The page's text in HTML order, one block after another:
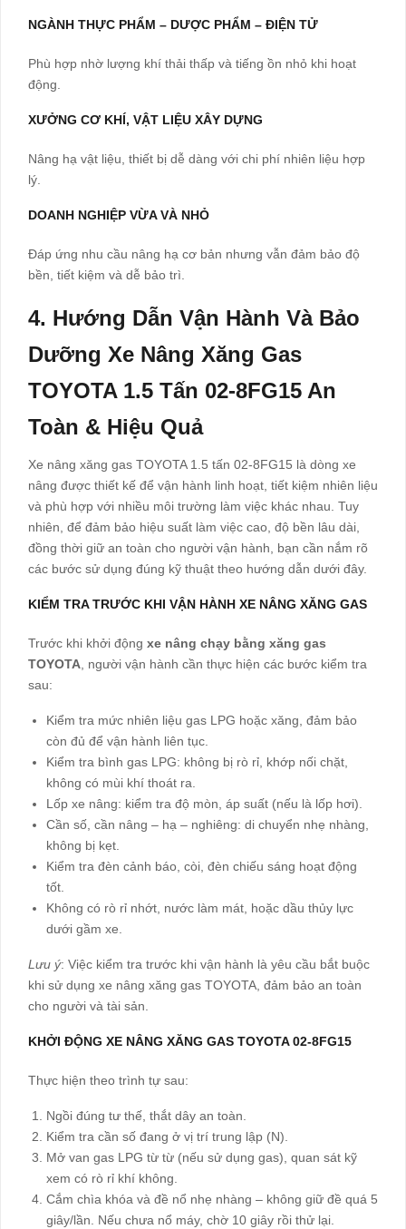
NGÀNH THỰC PHẨM – DƯỢC PHẨM – ĐIỆN TỬ
Phù hợp nhờ lượng khí thải thấp và tiếng ồn nhỏ khi hoạt
động.
XƯỞNG CƠ KHÍ, VẬT LIỆU XÂY DỰNG
Nâng hạ vật liệu, thiết bị dễ dàng với chi phí nhiên liệu hợp
lý.
DOANH NGHIỆP VỪA VÀ NHỎ
Đáp ứng nhu cầu nâng hạ cơ bản nhưng vẫn đảm bảo độ
bền, tiết kiệm và dễ bảo trì.
4. Hướng Dẫn Vận Hành Và Bảo
Dưỡng Xe Nâng Xăng Gas
TOYOTA 1.5 Tấn 02-8FG15 An
Toàn & Hiệu Quả
Xe nâng xăng gas TOYOTA 1.5 tấn 02-8FG15 là dòng xe
nâng được thiết kế để vận hành linh hoạt, tiết kiệm nhiên liệu
và phù hợp với nhiều môi trường làm việc khác nhau. Tuy
nhiên, để đảm bảo hiệu suất làm việc cao, độ bền lâu dài,
đồng thời giữ an toàn cho người vận hành, bạn cần nắm rõ
các bước sử dụng đúng kỹ thuật theo hướng dẫn dưới đây.
KIỂM TRA TRƯỚC KHI VẬN HÀNH XE NÂNG XĂNG GAS
Trước khi khởi động xe nâng chạy bằng xăng gas
TOYOTA, người vận hành cần thực hiện các bước kiểm tra
sau:
Kiểm tra mức nhiên liệu gas LPG hoặc xăng, đảm bảo
còn đủ để vận hành liên tục.
Kiểm tra bình gas LPG: không bị rò rỉ, khớp nối chặt,
không có mùi khí thoát ra.
Lốp xe nâng: kiểm tra độ mòn, áp suất (nếu là lốp hơi).
Cần số, cần nâng – hạ – nghiêng: di chuyển nhẹ nhàng,
không bị kẹt.
Kiểm tra đèn cảnh báo, còi, đèn chiếu sáng hoạt động
tốt.
Không có rò rỉ nhớt, nước làm mát, hoặc dầu thủy lực
dưới gầm xe.
Lưu ý: Việc kiểm tra trước khi vận hành là yêu cầu bắt buộc
khi sử dụng xe nâng xăng gas TOYOTA, đảm bảo an toàn
cho người và tài sản.
KHỞI ĐỘNG XE NÂNG XĂNG GAS TOYOTA 02-8FG15
Thực hiện theo trình tự sau:
Ngồi đúng tư thế, thắt dây an toàn.
Kiểm tra cần số đang ở vị trí trung lập (N).
Mở van gas LPG từ từ (nếu sử dụng gas), quan sát kỹ
xem có rò rỉ khí không.
Cắm chìa khóa và đề nổ nhẹ nhàng – không giữ đề quá 5
giây/lần. Nếu chưa nổ máy, chờ 10 giây rồi thử lại.